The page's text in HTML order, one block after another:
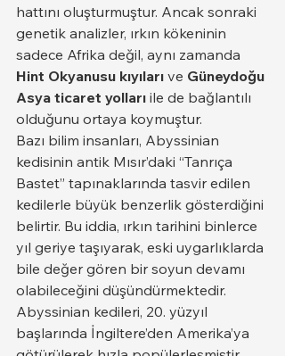
hattını oluşturmuştur. Ancak sonraki
genetik analizler, ırkın kökeninin
sadece Afrika değil, aynı zamanda
Hint Okyanusu kıyıları ve Güneydoğu
Asya ticaret yolları ile de bağlantılı
olduğunu ortaya koymuştur.
Bazı bilim insanları, Abyssinian
kedisinin antik Mısır’daki “Tanrıça
Bastet” tapınaklarında tasvir edilen
kedilerle büyük benzerlik gösterdiğini
belirtir. Bu iddia, ırkın tarihini binlerce
yıl geriye taşıyarak, eski uygarlıklarda
bile değer gören bir soyun devamı
olabileceğini düşündürmektedir.
Abyssinian kedileri, 20. yüzyıl
başlarında İngiltere’den Amerika’ya